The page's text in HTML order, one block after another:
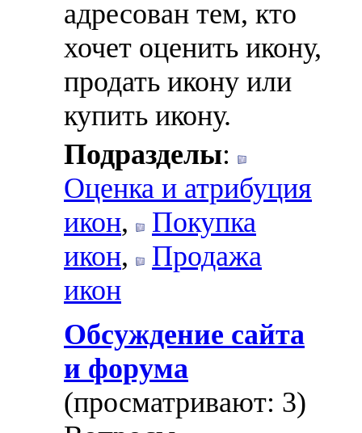
адресован тем, кто
хочет оценить икону,
продать икону или
купить икону.
Подразделы:
Оценка и атрибуция
икон,
Покупка
икон,
Продажа
икон
Обсуждение сайта
и форума
(просматривают: 3)